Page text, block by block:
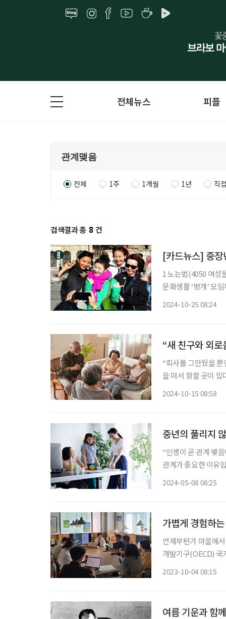
전체뉴스 피플
전체 1주 1개월 1년 직
검색결과 총 8 건
[카드뉴스] 중
1 노는법(4050 여성
문화생활 ‘벙개’ 모
2024-10-25 08:24
“새 친구와 외로
“회사를 그만뒀을
을 떠서 향할 곳이
2024-10-15 08:58
중년의 풀리지
“인생이 곧 관계 맺
관계가 중요한 이유
2024-05-08 08:25
가볍게 경험하
언제부턴가 마을에
개발기구(OECD) 국
2023-10-04 08:15
여름 기운과 함